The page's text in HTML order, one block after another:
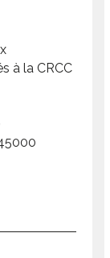
à la CRCC